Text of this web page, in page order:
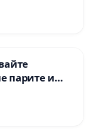
парите и